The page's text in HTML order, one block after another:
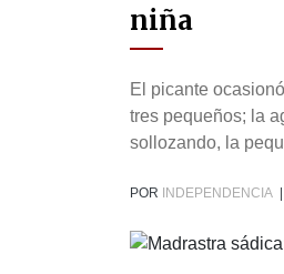
niña
El picante
tres pequeños; la
sollozando, la
POR INDEPENDENCIA